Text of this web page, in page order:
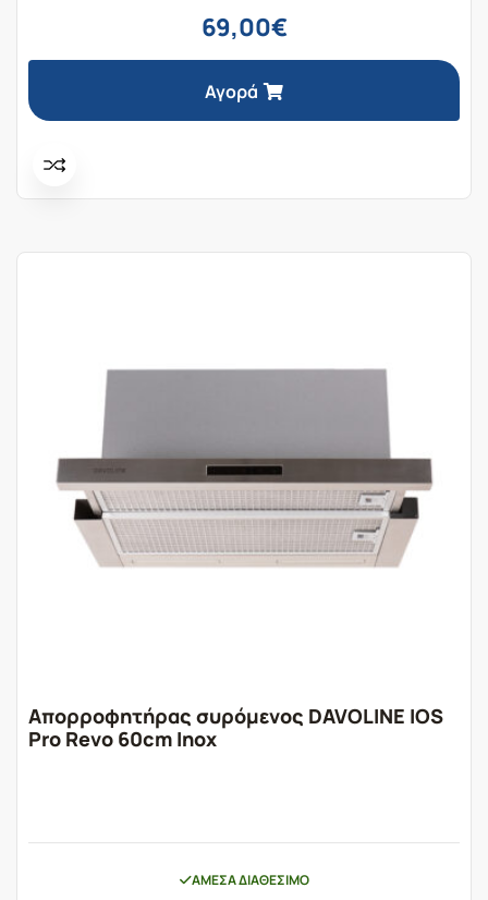
69,00€
Αγορά
Απορροφητήρας συρόμενος DAVOLINE IOS
Pro Revo 60cm Inox
ΆΜΕΣΑ ΔΙΑΘΈΣΙΜΟ